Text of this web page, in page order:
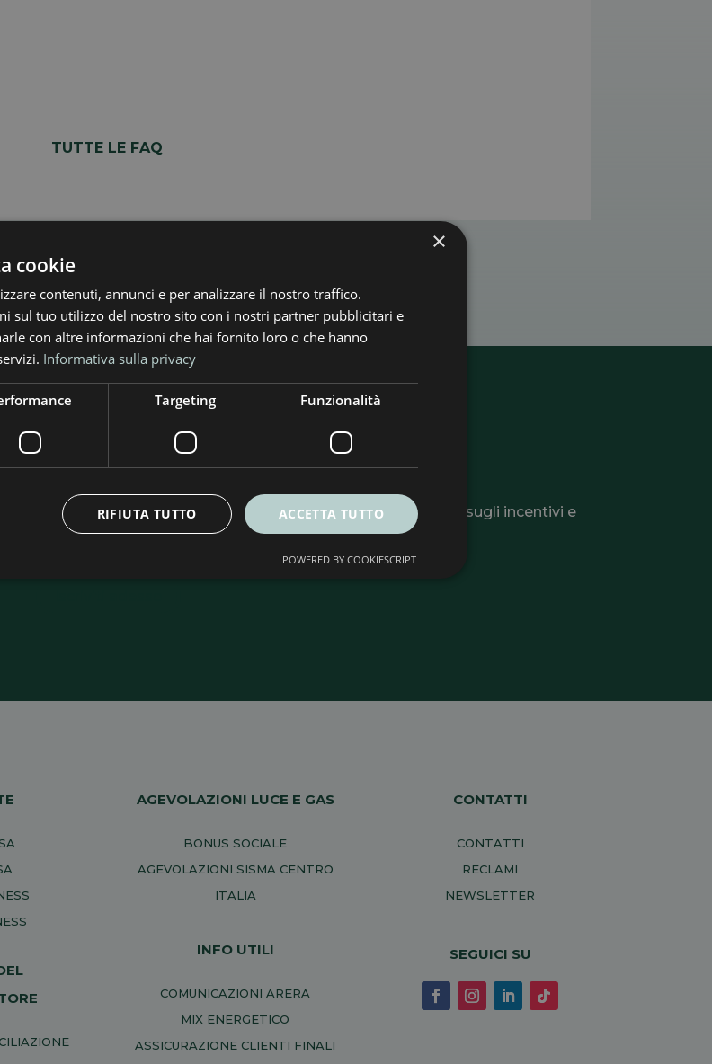
TUTTE LE FAQ
nostra Newsletter
per l’efficienza energetica. Ricevi consigli utili, informazioni sugli incentivi e
e rendere più sostenibile la tua casa o la tua azienda.
AGEVOLAZIONI LUCE E GAS
BONUS SOCIALE
AGEVOLAZIONI SISMA CENTRO
ITALIA
INFO UTILI
COMUNICAZIONI ARERA
MIX ENERGETICO
ASSICURAZIONE CLIENTI FINALI
CONTATTI
CONTATTI
RECLAMI
NEWSLETTER
SEGUICI SU
×
cookie
contenuti, annunci e per analizzare il nostro traffico.
sul tuo utilizzo del nostro sito con i nostri partner pubblicitari e
con altre informazioni che hai fornito loro o che hanno
Informativa sulla privacy
Targeting Funzionalità
ACCETTA TUTTO
RIFIUTA TUTTO
POWERED BY COOKIESCRIPT